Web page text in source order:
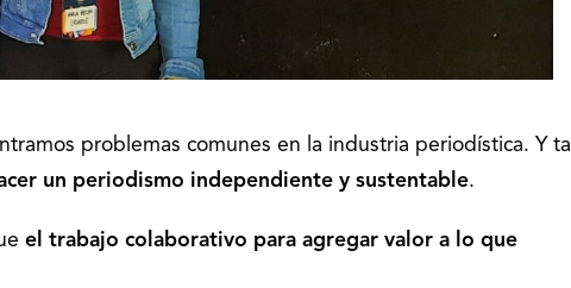
problemas comunes en la industria periodística. Y tal
un periodismo independiente y sustentable.
el trabajo colaborativo para agregar valor a lo que